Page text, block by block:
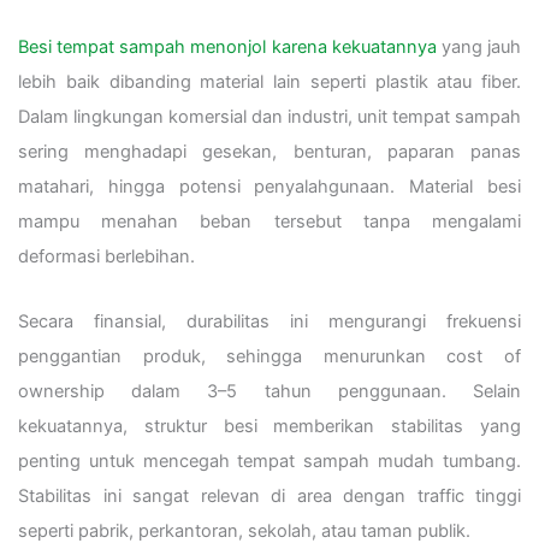
Besi tempat sampah menonjol karena kekuatannya yang jauh
lebih baik dibanding material lain seperti plastik atau fiber.
Dalam lingkungan komersial dan industri, unit tempat sampah
sering menghadapi gesekan, benturan, paparan panas
matahari, hingga potensi penyalahgunaan. Material besi
mampu menahan beban tersebut tanpa mengalami
deformasi berlebihan.
Secara finansial, durabilitas ini mengurangi frekuensi
penggantian produk, sehingga menurunkan cost of
ownership dalam 3–5 tahun penggunaan. Selain
kekuatannya, struktur besi memberikan stabilitas yang
penting untuk mencegah tempat sampah mudah tumbang.
Stabilitas ini sangat relevan di area dengan traffic tinggi
seperti pabrik, perkantoran, sekolah, atau taman publik.